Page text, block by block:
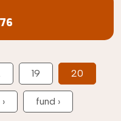
19 20
Next page
fund ›Last page